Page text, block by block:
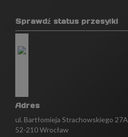
Sprawdź status przesyłki
Adres
ul. Bartłomieja Strachowskiego 27A
52-210 Wrocław